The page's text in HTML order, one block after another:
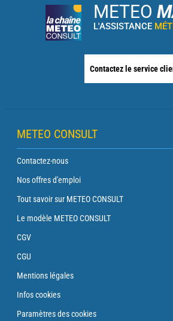
METEO
L'ASSISTANCE
Contactez le service
METEO CONSULT
Contactez-nous
Nos offres d'emploi
Tout savoir sur METEO CONSULT
Le modèle METEO CONSULT
CGV
CGU
Mentions légales
Infos cookies
Paramètres des cookies